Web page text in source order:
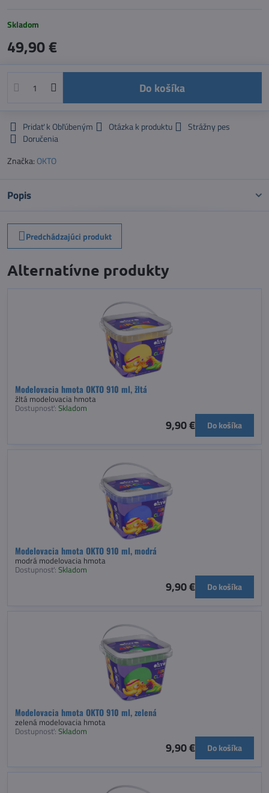
Skladom
49,90 €
Do košíka
Pridať k Obľúbeným Otázka k produktu
Strážny pes
Doručenia
Značka: OKTO
Popis
Predchádzajúci produkt
Alternatívne produkty
Modelovacia hmota OKTO 910 ml, žltá
žltá modelovacia hmota
Dostupnosť: Skladom
9,90 € Do košíka
Modelovacia hmota OKTO 910 ml, modrá
modrá modelovacia hmota
Dostupnosť: Skladom
9,90 € Do košíka
Modelovacia hmota OKTO 910 ml, zelená
zelená modelovacia hmota
Dostupnosť: Skladom
9,90 € Do košíka